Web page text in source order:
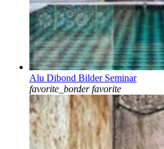
Alu Dibond Bilder Seminar
favorite_border favorite